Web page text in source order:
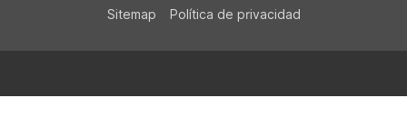
Sitemap Política de privacidad